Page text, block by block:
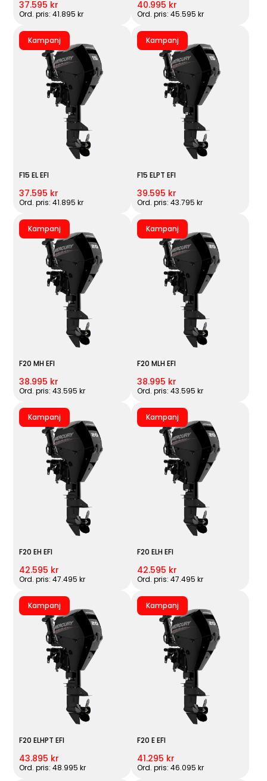
37.595 kr
Ord. pris: 41.895 kr
40.995 kr
Ord. pris: 45.595 kr
Kampanj
F15 EL EFI
37.595 kr
Ord. pris: 41.895 kr
Kampanj
F15 ELPT EFI
39.595 kr
Ord. pris: 43.795 kr
Kampanj
F20 MH EFI
38.995 kr
Ord. pris: 43.595 kr
Kampanj
F20 MLH EFI
38.995 kr
Ord. pris: 43.595 kr
Kampanj
F20 EH EFI
42.595 kr
Ord. pris: 47.495 kr
Kampanj
F20 ELH EFI
42.595 kr
Ord. pris: 47.495 kr
Kampanj
F20 ELHPT EFI
43.895 kr
Ord. pris: 48.995 kr
Kampanj
F20 E EFI
41.295 kr
Ord. pris: 46.095 kr